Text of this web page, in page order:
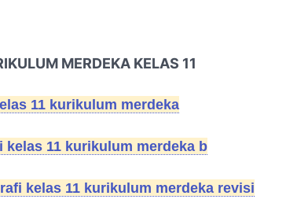
MERDEKA KELAS 11
11 kurikulum merdeka
kelas 11 kurikulum merdeka b
kelas 11 kurikulum merdeka revisi